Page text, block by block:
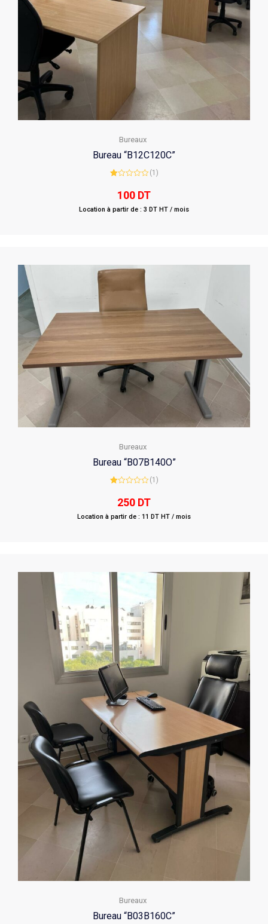
Bureaux
Bureau “B12C120C”
1.00
5
(1)
100 DT
Location à partir de : 3 DT HT / mois
Bureaux
Bureau “B07B140O”
1.00
out
5
(1)
250 DT
Location à partir de : 11 DT HT / mois
Bureaux
Bureau “B03B160C”